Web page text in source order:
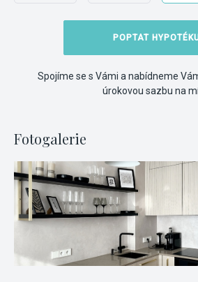
POPTAT
Spojíme se s Vámi a nabídneme
úrokovou sazbu na
Fotogalerie